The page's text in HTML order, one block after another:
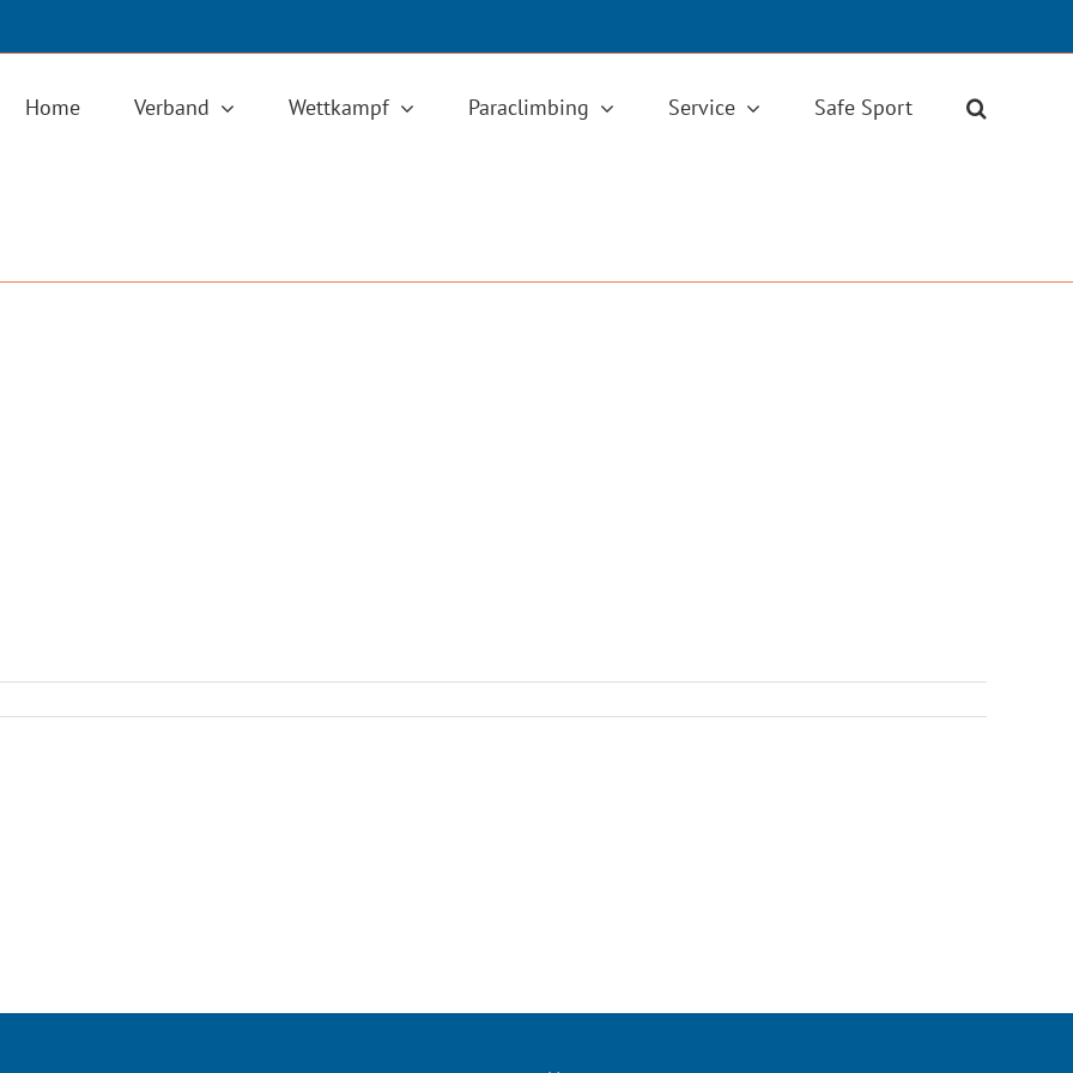
Home Verband Wettkampf Paraclimbing Service Safe Sport